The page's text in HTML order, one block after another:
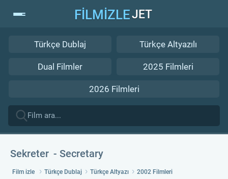
FİLMİZLEJET
Türkçe Dublaj Türkçe Altyazılı
Dual Filmler 2025 Filmleri
2026 Filmleri
Sekreter Secretary
Film izle Türkçe Dublaj Türkçe Altyazı 2002 Filmleri